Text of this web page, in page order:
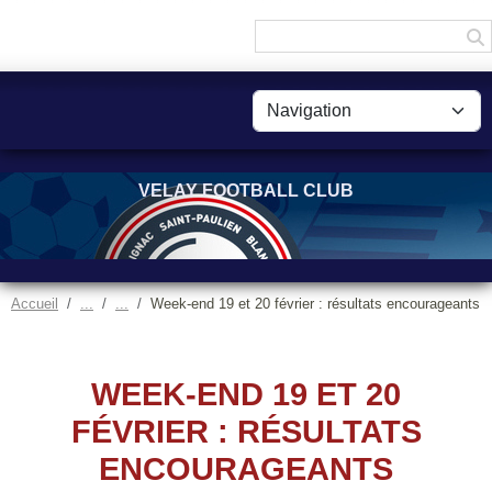
VELAY FOOTBALL CLUB
Accueil Week-end 19 et 20 février : résultats encourageants
WEEK-END 19 ET 20
FÉVRIER : RÉSULTATS
ENCOURAGEANTS